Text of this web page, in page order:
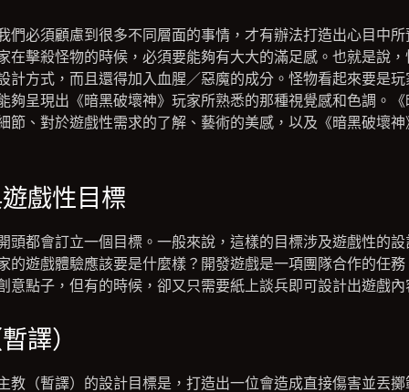
們必須顧慮到很多不同層面的事情，才有辦法打造出心目中
在擊殺怪物的時候，必須要能夠有大大的滿足感。也就是說
計方式，而且還得加入血腥／惡魔的成分。怪物看起來要是
夠呈現出《暗黑破壞神》玩家所熟悉的那種視覺感和色調。
節、對於遊戲性需求的了解、藝術的美感，以及《暗黑破壞
戲性目標
頭都會訂立一個目標。一般來說，這樣的目標涉及遊戲性的
的遊戲體驗應該要是什麼樣？開發遊戲是一項團隊合作的任
意點子，但有的時候，卻又只需要紙上談兵即可設計出遊戲內
譯）
教（暫譯）的設計目標是，打造出一位會造成直接傷害並丟